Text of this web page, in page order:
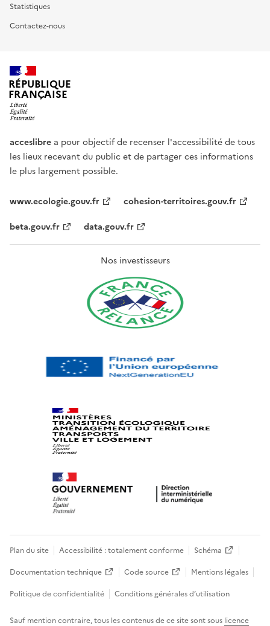
Statistiques
Contactez-nous
RÉPUBLIQUE
FRANÇAISE
acceslibre a pour objectif de recenser l'accessibilité de tous
les lieux recevant du public et de partager ces informations
le plus largement possible.
www.ecologie.gouv.fr
cohesion-territoires.gouv.fr
beta.gouv.fr
data.gouv.fr
Nos investisseurs
Plan du site Accessibilité : totalement conforme
Schéma
Documentation technique
Code source
Mentions légales
Politique de confidentialité
Conditions générales d’utilisation
Sauf mention contraire, tous les contenus de ce site sont sous licence